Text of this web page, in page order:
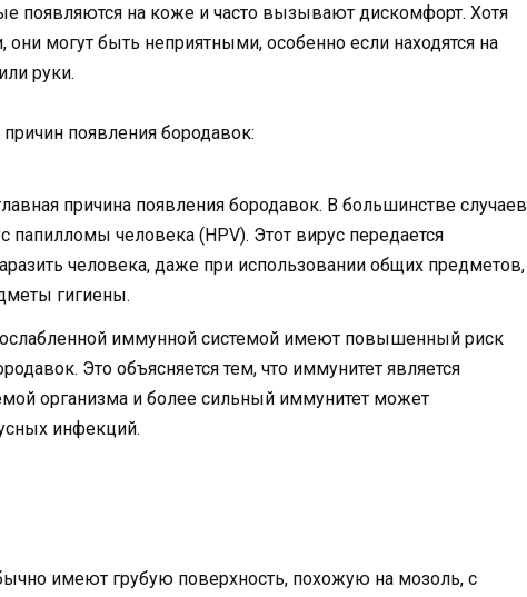
появляются на коже и часто вызывают дискомфорт. Хотя
могут быть неприятными, особенно если находятся на
руки.
появления бородавок:
причина появления бородавок. В большинстве случаев
папилломы человека (HPV). Этот вирус передается
человека, даже при использовании общих предметов,
гигиены.
иммунной системой имеют повышенный риск
Это объясняется тем, что иммунитет является
организма и более сильный иммунитет может
инфекций.
имеют грубую поверхность, похожую на мозоль, с